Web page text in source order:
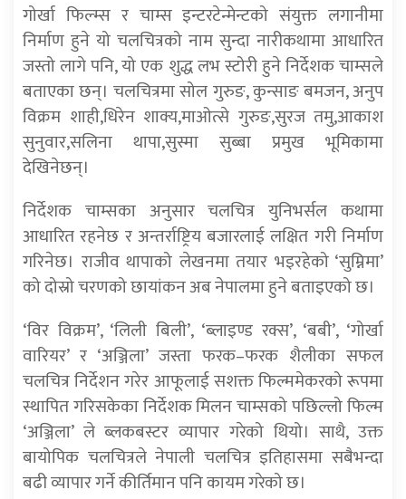
गोर्खा फिल्म्स र चाम्स इन्टरटेन्मेन्टको संयुक्त लगानीमा
निर्माण हुने यो चलचित्रको नाम सुन्दा नारीकथामा आधारित
जस्तो लागे पनि, यो एक शुद्ध लभ स्टोरी हुने निर्देशक चाम्सले
बताएका छन्। चलचित्रमा सोल गुरुङ, कुन्साङ बमजन, अनुप
विक्रम शाही,धिरेन शाक्य,माओत्से गुरुङ,सुरज तमु,आकाश
सुनुवार,सलिना थापा,सुस्मा सुब्बा प्रमुख भूमिकामा
देखिनेछन्।
निर्देशक चाम्सका अनुसार चलचित्र युनिभर्सल कथामा
आधारित रहनेछ र अन्तर्राष्ट्रिय बजारलाई लक्षित गरी निर्माण
गरिनेछ। राजीव थापाको लेखनमा तयार भइरहेको ‘सुम्निमा’
को दोस्रो चरणको छायांकन अब नेपालमा हुने बताइएको छ।
‘विर विक्रम’, ‘लिली बिली’, ‘ब्लाइण्ड रक्स’, ‘बबी’, ‘गोर्खा
वारियर’ र ‘अञ्जिला’ जस्ता फरक–फरक शैलीका सफल
चलचित्र निर्देशन गरेर आफूलाई सशक्त फिल्ममेकरको रूपमा
स्थापित गरिसकेका निर्देशक मिलन चाम्सको पछिल्लो फिल्म
‘अञ्जिला’ ले ब्लकबस्टर व्यापार गरेको थियो। साथै, उक्त
बायोपिक चलचित्रले नेपाली चलचित्र इतिहासमा सबैभन्दा
बढी व्यापार गर्ने कीर्तिमान पनि कायम गरेको छ।